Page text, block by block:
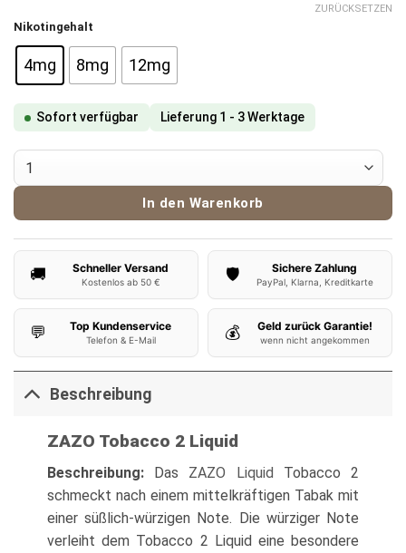
Nikotingehalt
4mg 8mg 12mg
ZURÜCKSETZEN
Sofort verfügbar Lieferung 1 - 3 Werktage
ZAZO Liquid - Tobacco 2 Menge
In den Warenkorb
🚚 Schneller Versand
Kostenlos ab 50 € 🛡️ Sichere Zahlung
PayPal, Klarna, Kreditkarte
💬 Top Kundenservice
Telefon & E-Mail 💰 Geld zurück Garantie!
wenn nicht angekommen
Beschreibung
ZAZO Tobacco 2 Liquid
Beschreibung: Das ZAZO Liquid Tobacco 2
schmeckt nach einem mittelkräftigen Tabak mit
einer süßlich-würzigen Note. Die würziger Note
verleiht dem Tobacco 2 Liquid eine besondere